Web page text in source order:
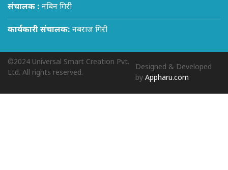
संचालक : नबिन गिरी
कार्यकारी संचालक: नबराज गिरी
©2024 Universal Smart Creation Pvt.
Ltd. All rights reserved.
Designed & Developed
byAppharu.com